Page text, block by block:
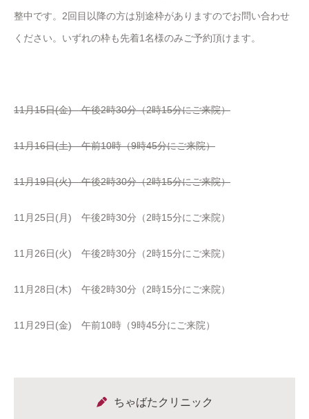
整中です。2回目以降の方は別途枠がありますのでお問い合わせ
ください。いずれの枠も先着1名様のみご予約頂けます。
11月15日(金) 午後2時30分（2時15分にご来院）
11月16日(土) 午前10時（9時45分にご来院）
11月19日(火) 午後2時30分（2時15分にご来院）
11月25日(月) 午後2時30分（2時15分にご来院）
11月26日(火) 午後2時30分（2時15分にご来院）
11月28日(木) 午後2時30分（2時15分にご来院）
11月29日(金) 午前10時（9時45分にご来院）
ちゃばたクリニック